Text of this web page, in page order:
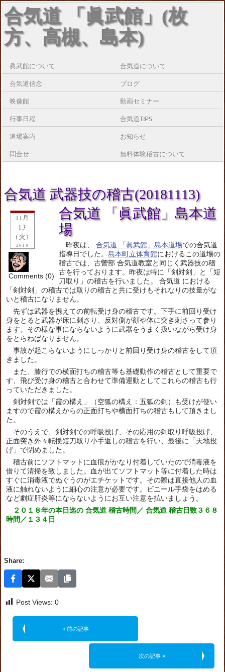
合気道 「眞武館」(枚
方、高槻、島本)
眞武館について 合気道について
合気道信念 ブログ
映像館 動画セミナー
行事日程 合気道TIPS
道場案内 お知らせ
問合せ 無料体験稽古について
合気道 武器技の稽古(20181113)
11月
13
(火)
2018
Comments (0)
合気道 「眞武館」島本道
場
昨夜は、 合気道 「眞武館」島本道場での合気道
指導日でした。 島本町立体育館におけるこの道場の
稽古では、古曽部 合気道教室と同じく武器技の稽
古を行っております。昨夜は特に「剣対剣」と「短
刀取り」の稽古を行いました。 合気道 における
「剣対剣」の稽古では取りの稽古と共に受けもそれなりの技量がな
いと稽古になりません。
先ずは武器を携えての前転受け身の稽古です。下手に前回り受け
身をとると武器が床に刺さり、反対側が顔や体に突き刺さって参り
ます。その様な事にならないように武器をうまく扱いながら受け身
をとらねばなりません。
事故が起こらないようにしっかりと前回り受け身の稽古をして頂
きました。
また、膝行での横面打ちの稽古等も基礎動作の稽古として重要で
す、飛び受け身の稽古と合わせて準備運動としてこれらの稽古も行
っていただきました。
剣対剣では「霞の構え」（空狐の構え：五狐の剣）も受けが使い
ますので霞の構えからの正面打ちや横面打ちの稽古もして頂きまし
た。
そのうえで、剣対剣での呼吸投げ、その応用の剣取り呼吸投げ、
正面突き外々転換短刀取り小手返しの稽古を行い、最後に「天地投
げ」で閉めました。
稽古前にソフトマットに血痕がかなり付着していたので消毒液を
借りて清掃を致しました。血が出てソフトマット等に付着した時は
すぐに消毒液でぬぐうのがエチケットです。その際は直接他人の血
液に触れないように細心の注意が必要です。ビニール手袋をはめる
など劇症肝炎等にならないようにお互い注意を払いましょう。
２０１８年の本日迄の 合気道 稽古時間／ 合気道 稽古日数３６８
時間／１３４日
Share:
Post Views: 0
« 前の記事
次の記事 »